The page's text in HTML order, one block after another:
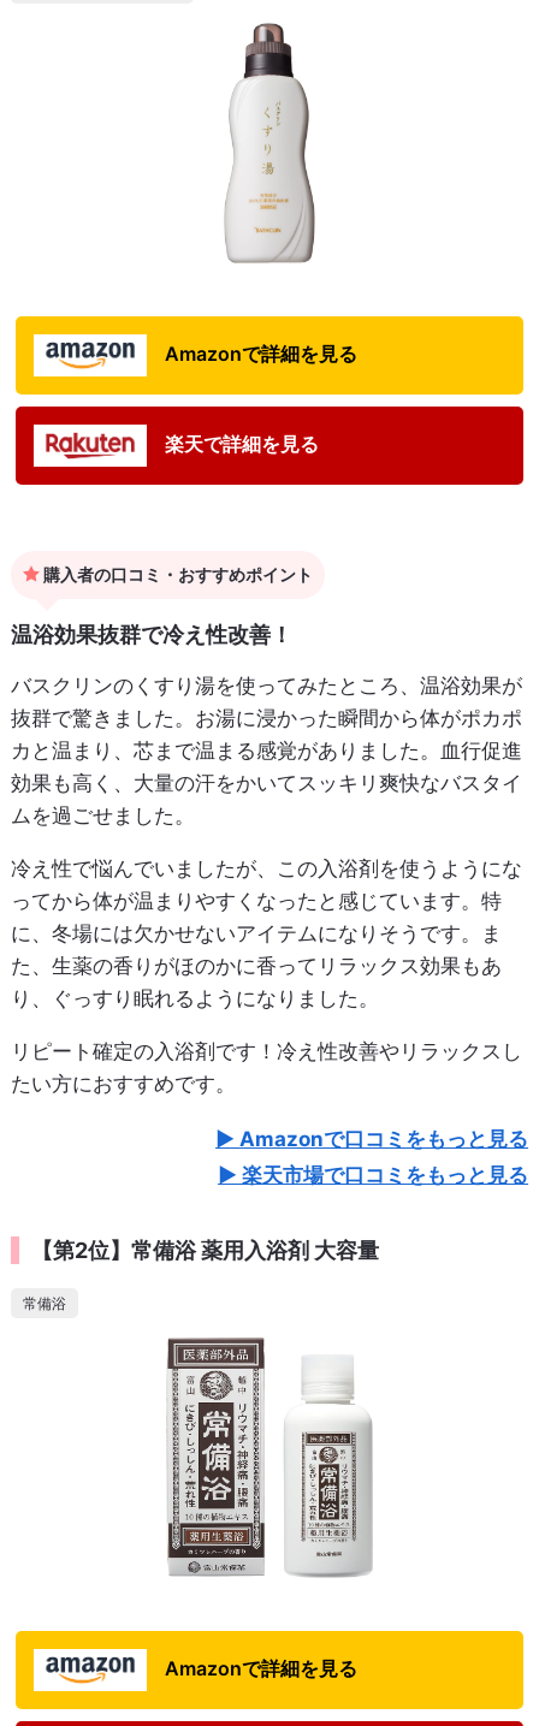
Amazonで詳細を見る
楽天で詳細を見る
購入者の口コミ・おすすめポイント
温浴効果抜群で冷え性改善！
バスクリンのくすり湯を使ってみたところ、温浴効果が
抜群で驚きました。お湯に浸かった瞬間から体がポカポ
カと温まり、芯まで温まる感覚がありました。血行促進
効果も高く、大量の汗をかいてスッキリ爽快なバスタイ
ムを過ごせました。
冷え性で悩んでいましたが、この入浴剤を使うようにな
ってから体が温まりやすくなったと感じています。特
に、冬場には欠かせないアイテムになりそうです。ま
た、生薬の香りがほのかに香ってリラックス効果もあ
り、ぐっすり眠れるようになりました。
リピート確定の入浴剤です！冷え性改善やリラックスし
たい方におすすめです。
Amazonで口コミをもっと見る
楽天市場で口コミをもっと見る
【第2位】常備浴 薬用入浴剤 大容量
常備浴
Amazonで詳細を見る